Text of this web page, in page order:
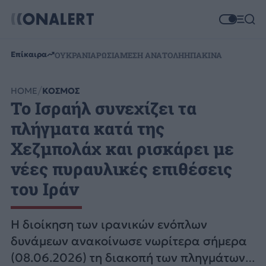
Επίκαιρα ΟΥΚΡΑΝΙΑΡΩΣΙΑΜΕΣΗ ΑΝΑΤΟΛΗΗΠΑΚΙΝΑ
HOME ΚΟΣΜΟΣ
Το Ισραήλ συνεχίζει τα
πλήγματα κατά της
Χεζμπολάχ και ρισκάρει με
νέες πυραυλικές επιθέσεις
του Ιράν
Η διοίκηση των ιρανικών ενόπλων
δυνάμεων ανακοίνωσε νωρίτερα σήμερα
(08.06.2026) τη διακοπή των πληγμάτων